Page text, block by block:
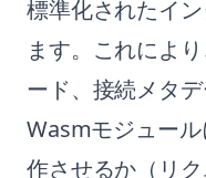
標準化されたイ
ます。これによ
ード、接続メタ
Wasmモジュー
作させるか（リ